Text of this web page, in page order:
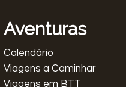
Aventuras
Calendário
Viagens a Caminhar
Viagens em BTT